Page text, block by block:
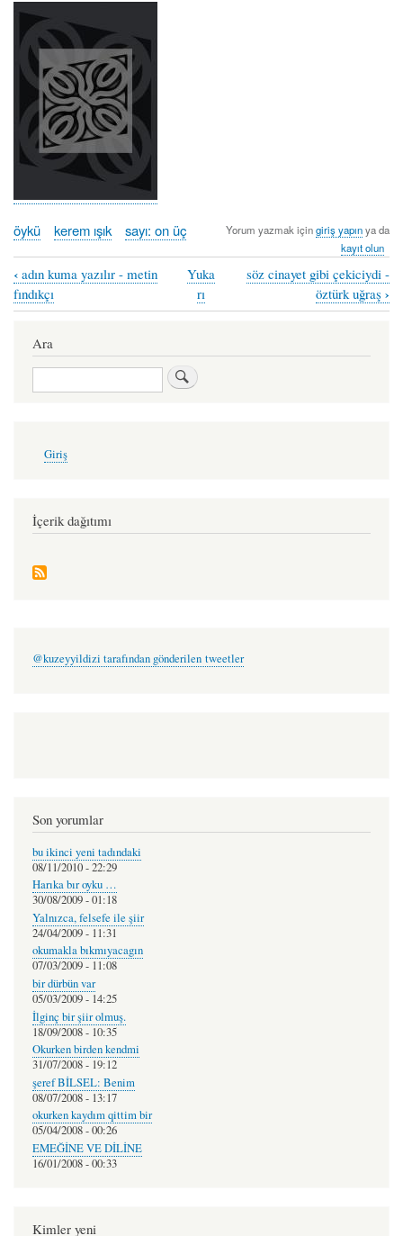
öykü kerem ışık sayı: on üç Yorum yazmak içingiriş yapınya da
kayıt olun
Book
traversal
links
for
ipler
kerem
‹ adın kuma yazılır - metin
fındıkçı
Yuka
rı
söz cinayet gibi çekiciydi -
öztürk uğraş ›
Ara
Ara
account
Giriş
İçerik dağıtımı
@kuzeyyildizi tarafından gönderilen tweetler
Son yorumlar
bu ikinci yeni tadındaki
08/11/2010 - 22:29
Harıka bır oyku …
30/08/2009 - 01:18
Yalnızca, felsefe ile şiir
24/04/2009 - 11:31
okumakla bıkmıyacagın
07/03/2009 - 11:08
bir dürbün var
05/03/2009 - 14:25
İlginç bir şiir olmuş.
18/09/2008 - 10:35
Okurken birden kendmi
31/07/2008 - 19:12
şeref BİLSEL: Benim
08/07/2008 - 13:17
okurken kaydım qittim bir
05/04/2008 - 00:26
EMEĞİNE VE DİLİNE
16/01/2008 - 00:33
Kimler yeni